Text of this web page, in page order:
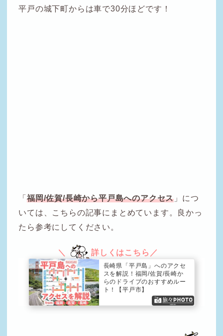
平戸の城下町からは車で30分ほどです！
「福岡/佐賀/長崎から平戸島へのアクセス 」につ
いては、こちらの記事にまとめています。良かっ
たら参考にしてください。
長崎県「平戸島」へのアクセ
スを解説！福岡/佐賀/長崎か
らのドライブのおすすめルー
ト！【平戸市】